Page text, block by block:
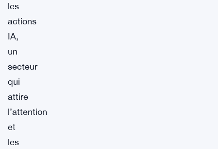
les
actions
IA,
un
secteur
qui
attire
l’attention
et
les